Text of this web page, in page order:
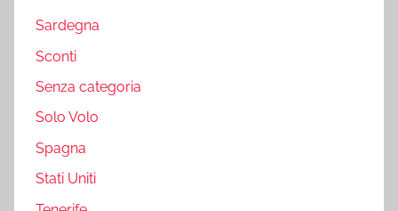
Sardegna
Sconti
Senza categoria
Solo Volo
Spagna
Stati Uniti